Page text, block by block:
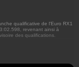
qualificative de l'Euro RX1
revenant ainsi à
des qualifications.